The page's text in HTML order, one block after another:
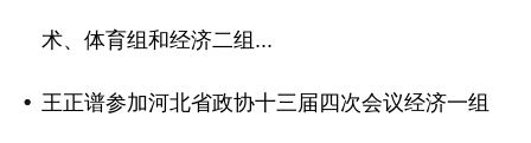
术、体育组和经济二组...
王正谱参加河北省政协十三届四次会议经济一组